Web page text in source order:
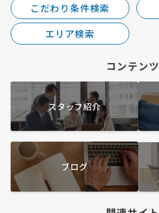
こだわり条件検索
エリア検索
コンテンツ
スタッフ紹介
ブログ